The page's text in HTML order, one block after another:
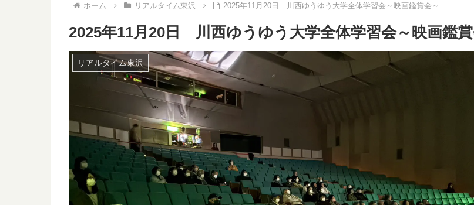
ホーム リアルタイム東沢 2025年11月20日 川西ゆうゆう大学全体学習会～映画鑑賞会～
2025年11月20日 川西ゆうゆう大学全体学習会～映画鑑賞
リアルタイム東沢